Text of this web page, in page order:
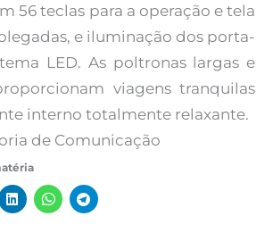
56 teclas para a operação e tela
e iluminação dos porta-
LED. As poltronas largas e
viagens tranquilas
interno totalmente relaxante.
de Comunicação